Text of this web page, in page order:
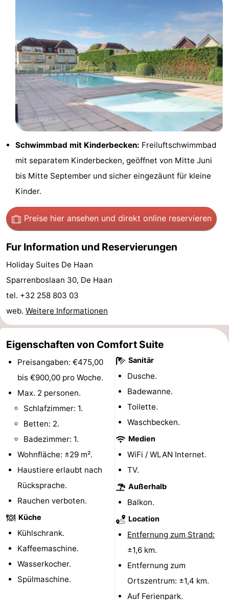
Wandern
Golfplatze
Surfen
Essen
und
trinken
Veranstaltungen
Praktisch
Forum
Route
Parken
-
Küstetram
Medizin
Adressen
Region
Zeeuws-
Vlaanderen
Nieuwvliet
-
Sluis
-
Natur
Zwin
Westflandern
Brügge
-
Ypern
Die
Natur
-
Schwimmbad mit Kinderbecken: Freiluftschwimmbad
mit separatem Kinderbecken, geöffnet von Mitte Juni
bis Mitte September und sicher eingezäunt für kleine
Kinder.
Preise hier ansehen und direkt online reservieren
Fur Information und Reservierungen
Holiday Suites De Haan
Sparrenboslaan 30, De Haan
tel. +32 258 803 03
web. Weitere Informationen
Eigenschaften von Comfort Suite
Preisangaben: €475,00
bis €900,00 pro Woche.
Max. 2 personen.
Schlafzimmer: 1.
Betten: 2.
Badezimmer: 1.
Wohnfläche: ±29 m².
Haustiere erlaubt nach
Rücksprache.
Rauchen verboten.
Küche
Kühlschrank.
Kaffeemaschine.
Wasserkocher.
Spülmaschine.
Sanitär
Dusche.
Badewanne.
Toilette.
Waschbecken.
Medien
WiFi / WLAN Internet.
TV.
Außerhalb
Balkon.
Location
Entfernung zum Strand:
±1,6 km.
Entfernung zum
Ortszentrum: ±1,4 km.
Auf Ferienpark.